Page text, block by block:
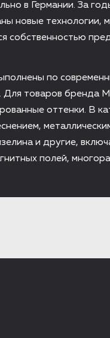
в Германии. За
новые технологии,
собственностью
по
Для товаров бренда
оттенки. В
и другие,
полей,